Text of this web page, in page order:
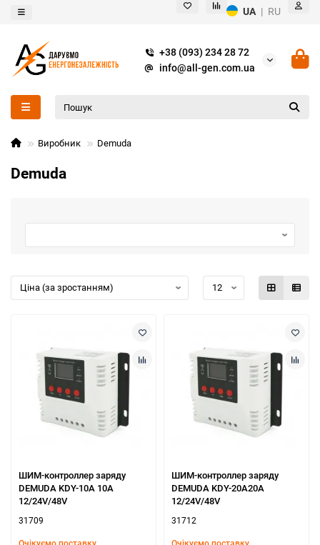
UA | RU
+38 (093) 234 28 72
info@all-gen.com.ua
Виробник Demuda
Demuda
ШИМ-контроллер заряду
DEMUDA KDY-10A 10А
12/24V/48V
31709
ШИМ-контроллер заряду
DEMUDA KDY-20A20A
12/24V/48V
31712